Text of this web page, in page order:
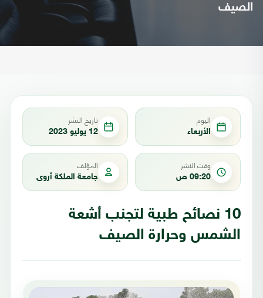
الصيف
اليوم
الأربعاء
تاريخ النشر
12 يوليو 2023
وقت النشر
09:20 ص
المؤلف
جامعة الملكة أروى
10 نصائح طبية لتجنب أشعة
الشمس وحرارة الصيف